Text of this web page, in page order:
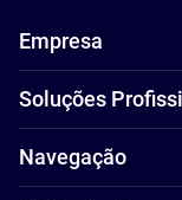
Empresa
Soluções
Navegação